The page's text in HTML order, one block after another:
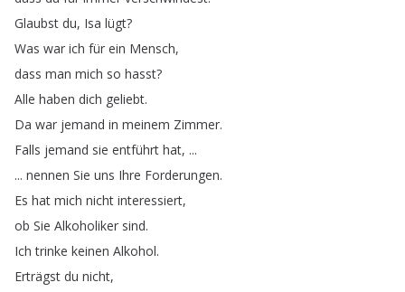
Glaubst du, Isa lügt?
Was war ich für ein Mensch,
dass man mich so hasst?
Alle haben dich geliebt.
Da war jemand in meinem Zimmer.
Falls jemand sie entführt hat, ...
... nennen Sie uns Ihre Forderungen.
Es hat mich nicht interessiert,
ob Sie Alkoholiker sind.
Ich trinke keinen Alkohol.
Erträgst du nicht,